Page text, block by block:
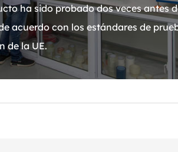
ha sido probado dos veces antes
acuerdo con los estándares de
de la UE.